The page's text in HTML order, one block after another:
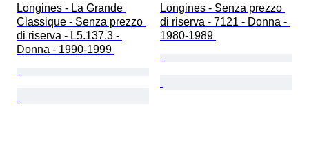
Longines - La Grande
Classique - Senza prezzo
di riserva - L5.137.3 -
Donna - 1990-1999
Longines - Senza prezzo
di riserva - 7121 - Donna -
1980-1989